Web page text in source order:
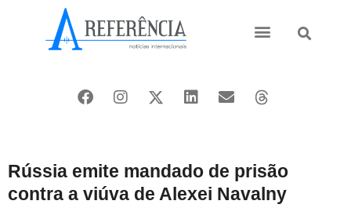
Rússia emite mandado de prisão
contra a viúva de Alexei Navalny